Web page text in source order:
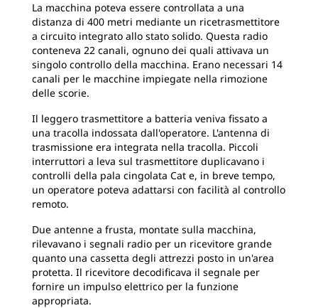
La macchina poteva essere controllata a una
distanza di 400 metri mediante un ricetrasmettitore
a circuito integrato allo stato solido. Questa radio
conteneva 22 canali, ognuno dei quali attivava un
singolo controllo della macchina. Erano necessari 14
canali per le macchine impiegate nella rimozione
delle scorie.
Il leggero trasmettitore a batteria veniva fissato a
una tracolla indossata dall'operatore. L'antenna di
trasmissione era integrata nella tracolla. Piccoli
interruttori a leva sul trasmettitore duplicavano i
controlli della pala cingolata Cat e, in breve tempo,
un operatore poteva adattarsi con facilità al controllo
remoto.
Due antenne a frusta, montate sulla macchina,
rilevavano i segnali radio per un ricevitore grande
quanto una cassetta degli attrezzi posto in un'area
protetta. Il ricevitore decodificava il segnale per
fornire un impulso elettrico per la funzione
appropriata.